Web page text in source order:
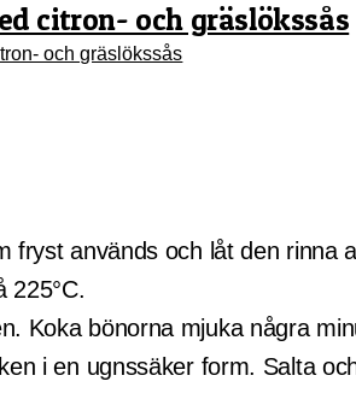
citron- och gräslökssås
fryst används och låt den rinna
225°C.
Koka bönorna mjuka några
i en ugnssäker form. Salta